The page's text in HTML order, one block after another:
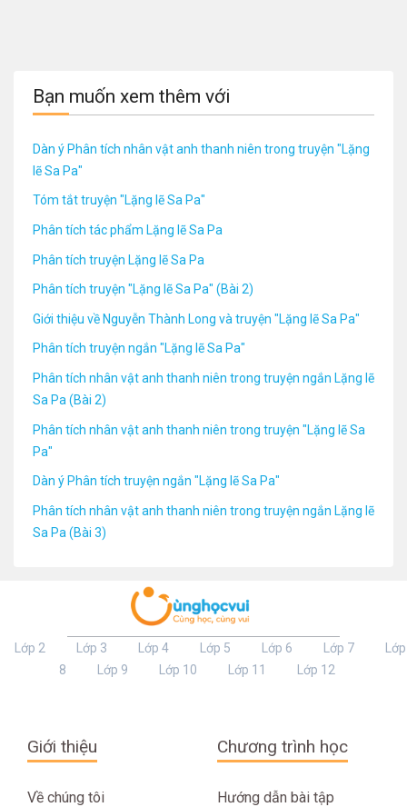
Bạn muốn xem thêm với
Dàn ý Phân tích nhân vật anh thanh niên trong truyện "Lặng
lẽ Sa Pa"
Tóm tắt truyện "Lặng lẽ Sa Pa"
Phân tích tác phẩm Lặng lẽ Sa Pa
Phân tích truyện Lặng lẽ Sa Pa
Phân tích truyện "Lặng lẽ Sa Pa" (Bài 2)
Giới thiệu về Nguyễn Thành Long và truyện "Lặng lẽ Sa Pa"
Phân tích truyện ngắn "Lặng lẽ Sa Pa"
Phân tích nhân vật anh thanh niên trong truyện ngắn Lặng lẽ
Sa Pa (Bài 2)
Phân tích nhân vật anh thanh niên trong truyện "Lặng lẽ Sa
Pa"
Dàn ý Phân tích truyện ngắn "Lặng lẽ Sa Pa"
Phân tích nhân vật anh thanh niên trong truyện ngắn Lặng lẽ
Sa Pa (Bài 3)
Lớp 2 Lớp 3 Lớp 4 Lớp 5 Lớp 6 Lớp 7
Lớp
8
Lớp 9 Lớp 10 Lớp 11 Lớp 12
Giới thiệu
Về chúng tôi
Chương trình học
Hướng dẫn bài tập